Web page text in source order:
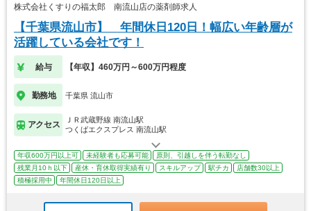
株式会社くすりの福太郎 南流山店の薬剤師求人
【千葉県流山市】 年間休日120日！幅広い年齢層が
活躍している会社です！
給与 【年収】460万円～600万円程度
勤務地 千葉県 流山市
アクセス
ＪＲ武蔵野線 南流山駅
つくばエクスプレス 南流山駅
年収600万円以上可 未経験者も応募可能
原則、引越しを伴う転勤なし
残業月10ｈ以下
産休・育休取得実績有り スキルアップ 駅チカ
店舗数30以上
積極採用中
年間休日120日以上